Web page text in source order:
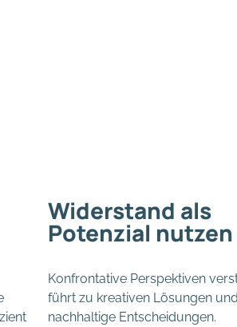
Widerstand als
Potenzial nutzen
Konfrontative Perspektiven
führt zu kreativen Lösungen
nachhaltige Entscheidungen.